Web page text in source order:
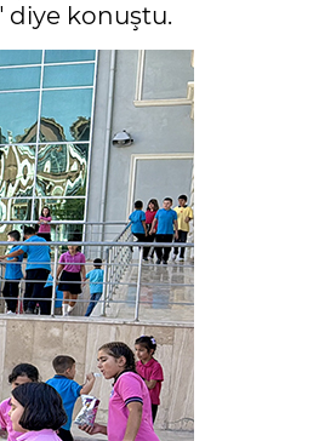
diye konuştu.